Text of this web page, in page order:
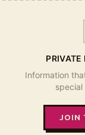
PRIVATE
Information
JOIN